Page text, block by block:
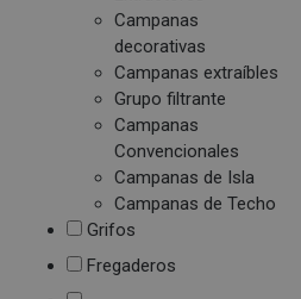
Campanas
decorativas
Campanas extraíbles
Grupo filtrante
Campanas
Convencionales
Campanas de Isla
Campanas de Techo
Grifos
Fregaderos